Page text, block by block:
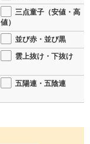
三点童子（安値・高
値）
並び赤・並び黒
雲上抜け・下抜け
五陽連・五陰連